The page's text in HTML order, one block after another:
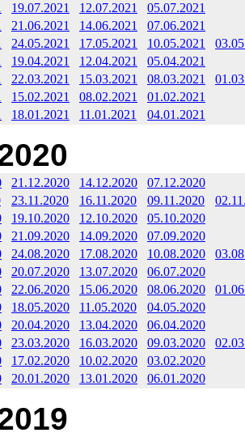
19.07.2021 12.07.2021
05.07.2021
21.06.2021 14.06.2021
07.06.2021
24.05.2021 17.05.2021 10.05.2021
19.04.2021 12.04.2021
05.04.2021
22.03.2021 15.03.2021 08.03.2021
15.02.2021 08.02.2021
01.02.2021
18.01.2021 11.01.2021 04.01.2021
21.12.2020 14.12.2020
07.12.2020
23.11.2020 16.11.2020 09.11.2020
19.10.2020 12.10.2020
05.10.2020
21.09.2020 14.09.2020
07.09.2020
24.08.2020 17.08.2020 10.08.2020
20.07.2020 13.07.2020
06.07.2020
22.06.2020 15.06.2020 08.06.2020
18.05.2020 11.05.2020
04.05.2020
20.04.2020 13.04.2020
06.04.2020
23.03.2020 16.03.2020 09.03.2020
17.02.2020 10.02.2020
03.02.2020
20.01.2020 13.01.2020 06.01.2020